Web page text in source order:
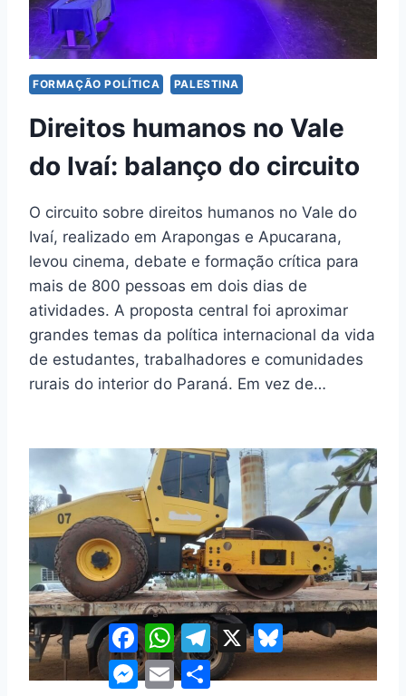
FORMAÇÃO POLÍTICA PALESTINA
Direitos humanos no Vale
do Ivaí: balanço do circuito
O circuito sobre direitos humanos no Vale do
Ivaí, realizado em Arapongas e Apucarana,
levou cinema, debate e formação crítica para
mais de 800 pessoas em dois dias de
atividades. A proposta central foi aproximar
grandes temas da política internacional da vida
de estudantes, trabalhadores e comunidades
rurais do interior do Paraná. Em vez de…
FacebookWhatsAppTelegram
X
Bluesky
Messenger
EmailShare